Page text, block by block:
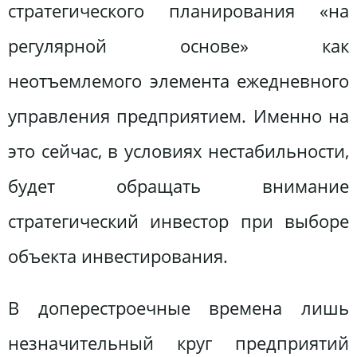
стратегического планирования «на
регулярной основе» как
неотъемлемого элемента ежедневного
управления предприятием. Именно на
это сейчас, в условиях нестабильности,
будет обращать внимание
стратегический инвестор при выборе
объекта инвестирования.
В доперестроечные времена лишь
незначительный круг предприятий